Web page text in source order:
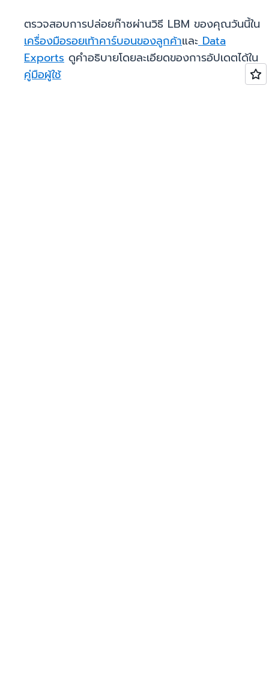
ตรวจสอบการปล่อยก๊าซผ่านวิธี LBM ของคุณวันนี้ใน
เครื่องมือรอยเท้าคาร์บอนของลูกค้าและData
Exports ดูคำอธิบายโดยละเอียดของการอัปเดตได้ใน
คู่มือผู้ใช้